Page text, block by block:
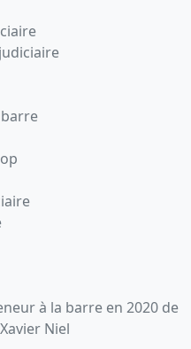
à la barre en 2020 de
Niel